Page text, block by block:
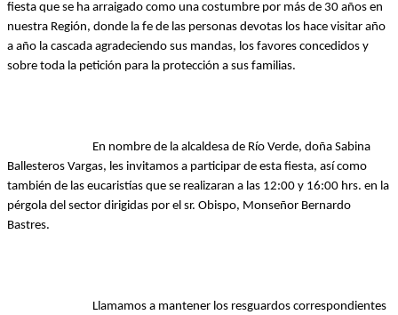
fiesta que se ha arraigado como una costumbre por más de 30 años en
nuestra Región, donde la fe de las personas devotas los hace visitar año
a año la cascada agradeciendo sus mandas, los favores concedidos y
sobre toda la petición para la protección a sus familias.
En nombre de la alcaldesa de Río Verde, doña Sabina
Ballesteros Vargas, les invitamos a participar de esta fiesta, así como
también de las eucaristías que se realizaran a las 12:00 y 16:00 hrs. en la
pérgola del sector dirigidas por el sr. Obispo, Monseñor Bernardo
Bastres.
Llamamos a mantener los resguardos correspondientes